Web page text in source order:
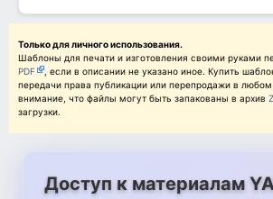
__MACOSX/._4_lista.pdf
2_lista.pdf
__MACOSX/._2_lista.pdf
Только для личного использования.
Шаблоны для печати и изготовления своими руками
PDF
, если в описании не указано иное. Купить
передачи права публикации или перепродажи в
внимание, что файлы могут быть запакованы в архив
загрузки.
Доступ к материалам